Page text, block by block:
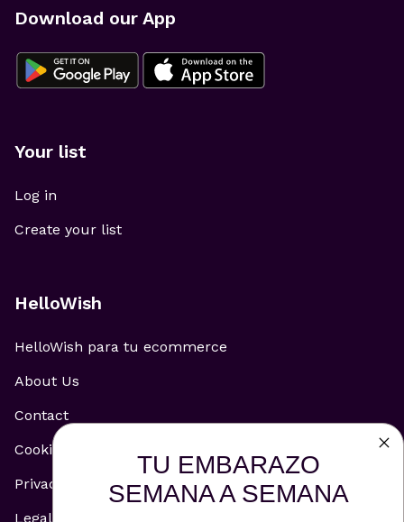
Download our App
Your list
Log in
Create your list
HelloWish
HelloWish para tu ecommerce
About Us
Contact
Cookie Policy
Privacy Policy
Legal Notice
TU EMBARAZO
SEMANA A SEMANA